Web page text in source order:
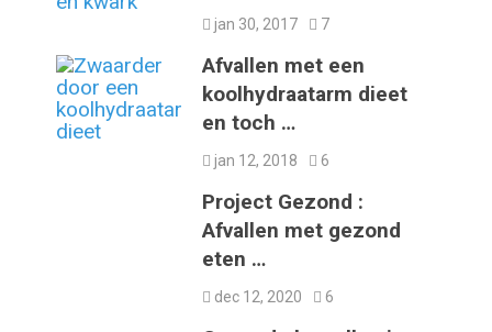
jan 30, 2017 7
Afvallen met een
koolhydraatarm dieet
en toch …
jan 12, 2018 6
Project Gezond :
Afvallen met gezond
eten …
dec 12, 2020 6